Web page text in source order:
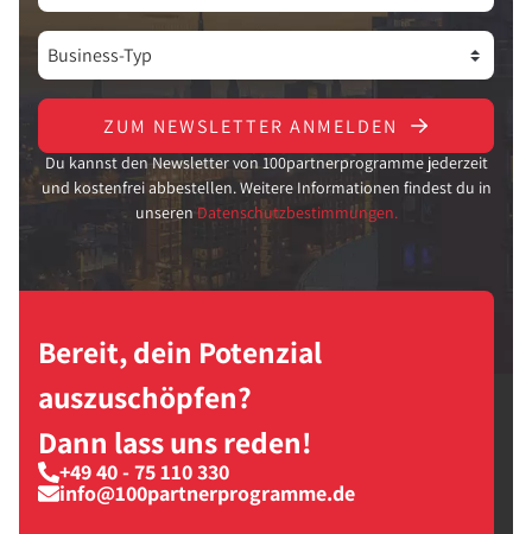
ZUM NEWSLETTER ANMELDEN
Du kannst den Newsletter von 100partnerprogramme jederzeit
und kostenfrei abbestellen. Weitere Informationen findest du in
unseren Datenschutzbestimmungen.
Bereit, dein Potenzial
auszuschöpfen?
Dann lass uns reden!
+49 40 - 75 110 330
info@100partnerprogramme.de